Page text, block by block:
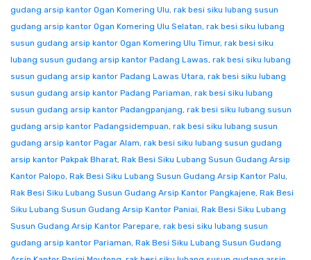
gudang arsip kantor Ogan Komering Ulu, rak besi siku lubang susun
gudang arsip kantor Ogan Komering Ulu Selatan, rak besi siku lubang
susun gudang arsip kantor Ogan Komering Ulu Timur, rak besi siku
lubang susun gudang arsip kantor Padang Lawas, rak besi siku lubang
susun gudang arsip kantor Padang Lawas Utara, rak besi siku lubang
susun gudang arsip kantor Padang Pariaman, rak besi siku lubang
susun gudang arsip kantor Padangpanjang, rak besi siku lubang susun
gudang arsip kantor Padangsidempuan, rak besi siku lubang susun
gudang arsip kantor Pagar Alam, rak besi siku lubang susun gudang
arsip kantor Pakpak Bharat, Rak Besi Siku Lubang Susun Gudang Arsip
Kantor Palopo, Rak Besi Siku Lubang Susun Gudang Arsip Kantor Palu,
Rak Besi Siku Lubang Susun Gudang Arsip Kantor Pangkajene, Rak Besi
Siku Lubang Susun Gudang Arsip Kantor Paniai, Rak Besi Siku Lubang
Susun Gudang Arsip Kantor Parepare, rak besi siku lubang susun
gudang arsip kantor Pariaman, Rak Besi Siku Lubang Susun Gudang